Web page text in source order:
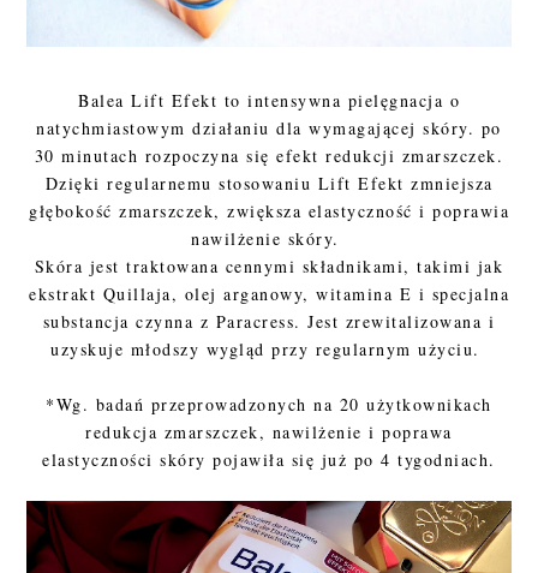
Balea Lift Efekt to intensywna pielęgnacja o
natychmiastowym działaniu dla wymagającej skóry. po
30 minutach rozpoczyna się efekt redukcji zmarszczek.
Dzięki regularnemu stosowaniu Lift Efekt zmniejsza
głębokość zmarszczek, zwiększa elastyczność i poprawia
nawilżenie skóry.
Skóra jest traktowana cennymi składnikami, takimi jak
ekstrakt Quillaja, olej arganowy, witamina E i specjalna
substancja czynna z Paracress. Jest zrewitalizowana i
uzyskuje młodszy wygląd przy regularnym użyciu.
*Wg. badań przeprowadzonych na 20 użytkownikach
redukcja zmarszczek, nawilżenie i poprawa
elastyczności skóry pojawiła się już po 4 tygodniach.